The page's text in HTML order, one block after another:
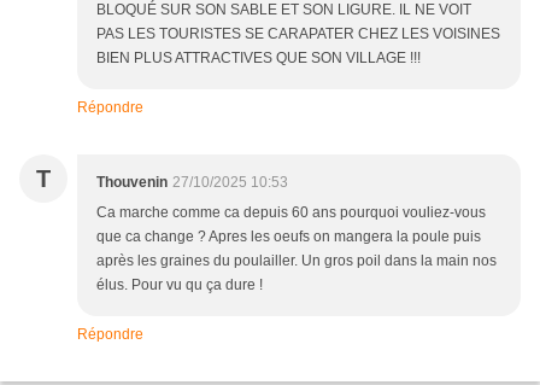
BLOQUÉ SUR SON SABLE ET SON LIGURE. IL NE VOIT
PAS LES TOURISTES SE CARAPATER CHEZ LES VOISINES
BIEN PLUS ATTRACTIVES QUE SON VILLAGE !!!
Répondre
T Thouvenin 27/10/2025 10:53
Ca marche comme ca depuis 60 ans pourquoi vouliez-vous
que ca change ? Apres les oeufs on mangera la poule puis
après les graines du poulailler. Un gros poil dans la main nos
élus. Pour vu qu ça dure !
Répondre